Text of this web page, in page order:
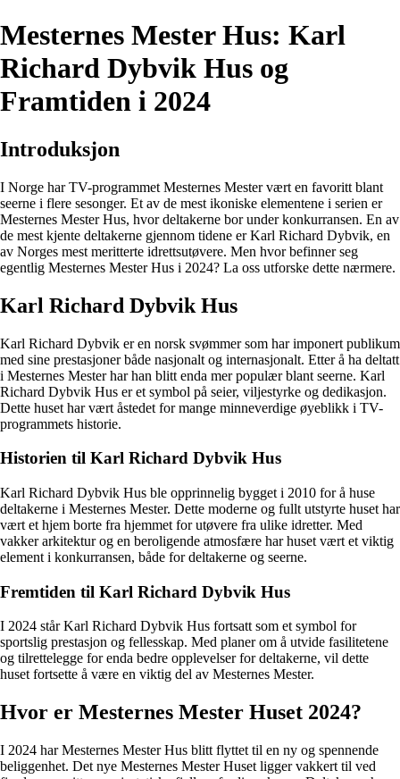
Mesternes Mester Hus: Karl
Richard Dybvik Hus og
Framtiden i 2024
Introduksjon
I Norge har TV-programmet Mesternes Mester vært en favoritt blant
seerne i flere sesonger. Et av de mest ikoniske elementene i serien er
Mesternes Mester Hus, hvor deltakerne bor under konkurransen. En av
de mest kjente deltakerne gjennom tidene er Karl Richard Dybvik, en
av Norges mest meritterte idrettsutøvere. Men hvor befinner seg
egentlig Mesternes Mester Hus i 2024? La oss utforske dette nærmere.
Karl Richard Dybvik Hus
Karl Richard Dybvik er en norsk svømmer som har imponert publikum
med sine prestasjoner både nasjonalt og internasjonalt. Etter å ha deltatt
i Mesternes Mester har han blitt enda mer populær blant seerne. Karl
Richard Dybvik Hus er et symbol på seier, viljestyrke og dedikasjon.
Dette huset har vært åstedet for mange minneverdige øyeblikk i TV-
programmets historie.
Historien til Karl Richard Dybvik Hus
Karl Richard Dybvik Hus ble opprinnelig bygget i 2010 for å huse
deltakerne i Mesternes Mester. Dette moderne og fullt utstyrte huset har
vært et hjem borte fra hjemmet for utøvere fra ulike idretter. Med
vakker arkitektur og en beroligende atmosfære har huset vært et viktig
element i konkurransen, både for deltakerne og seerne.
Fremtiden til Karl Richard Dybvik Hus
I 2024 står Karl Richard Dybvik Hus fortsatt som et symbol for
sportslig prestasjon og fellesskap. Med planer om å utvide fasilitetene
og tilrettelegge for enda bedre opplevelser for deltakerne, vil dette
huset fortsette å være en viktig del av Mesternes Mester.
Hvor er Mesternes Mester Huset 2024?
I 2024 har Mesternes Mester Hus blitt flyttet til en ny og spennende
beliggenhet. Det nye Mesternes Mester Huset ligger vakkert til ved